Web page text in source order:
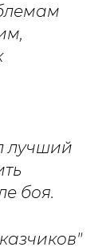
лучший
боя.